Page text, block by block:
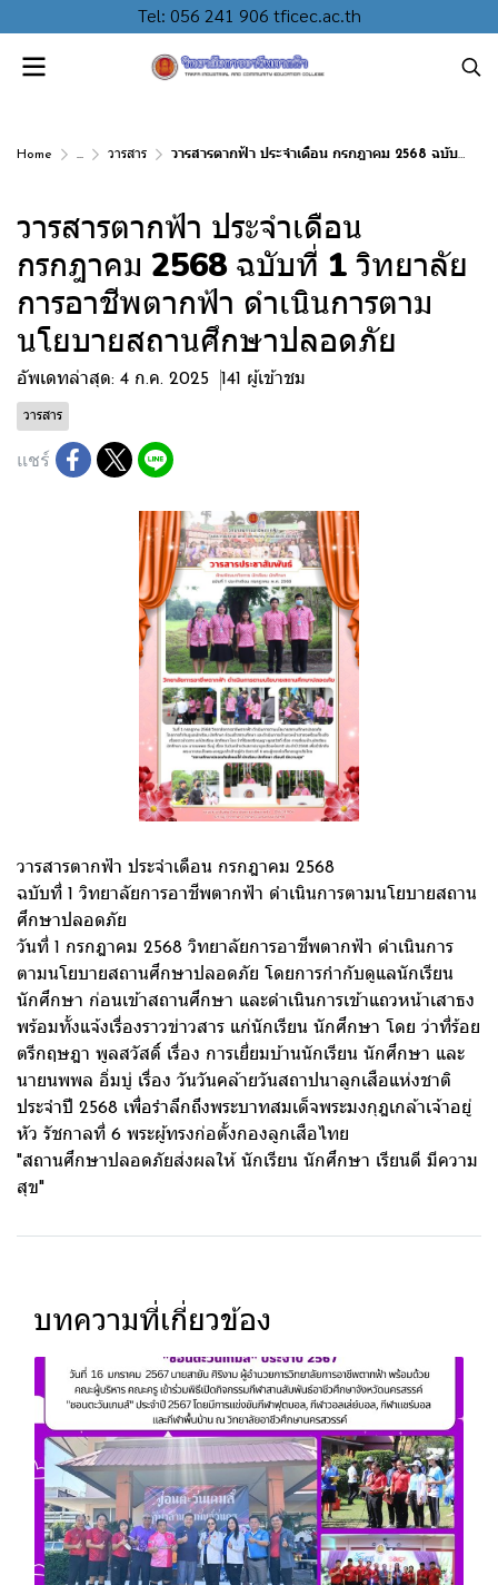
Tel: 056 241 906 tficec.ac.th
Home ... วารสาร วารสารตากฟ้า ประจำเดือน กรกฎาคม 2568 ฉบับที่ 1 วิทยาลัยการอาชีพตากฟ้า ดำเนินการตามนโยบายสถานศึกษาปลอดภัย
วารสารตากฟ้า ประจำเดือน
กรกฎาคม 2568 ฉบับที่ 1 วิทยาลัย
การอาชีพตากฟ้า ดำเนินการตาม
นโยบายสถานศึกษาปลอดภัย
อัพเดทล่าสุด: 4 ก.ค. 2025 141 ผู้เข้าชม
วารสาร
แชร์
วารสารตากฟ้า ประจำเดือน กรกฎาคม 2568
ฉบับที่ 1 วิทยาลัยการอาชีพตากฟ้า ดำเนินการตามนโยบายสถาน
ศึกษาปลอดภัย
วันที่ 1 กรกฎาคม 2568 วิทยาลัยการอาชีพตากฟ้า ดำเนินการ
ตามนโยบายสถานศึกษาปลอดภัย โดยการกำกับดูแลนักเรียน
นักศึกษา ก่อนเข้าสถานศึกษา และดำเนินการเข้าแถวหน้าเสาธง
พร้อมทั้งแจ้งเรื่องราวข่าวสาร แก่นักเรียน นักศึกษา โดย ว่าที่ร้อย
ตรีกฤษฎา พูลสวัสดิ์ เรื่อง การเยี่ยมบ้านนักเรียน นักศึกษา และ
นายนพพล อิ่มบู่ เรื่อง วันวันคล้ายวันสถาปนาลูกเสือแห่งชาติ
ประจำปี 2568 เพื่อรำลึกถึงพระบาทสมเด็จพระมงกุฎเกล้าเจ้าอยู่
หัว รัชกาลที่ 6 พระผู้ทรงก่อตั้งกองลูกเสือไทย
"สถานศึกษาปลอดภัยส่งผลให้ นักเรียน นักศึกษา เรียนดี มีความ
สุข"
บทความที่เกี่ยวข้อง